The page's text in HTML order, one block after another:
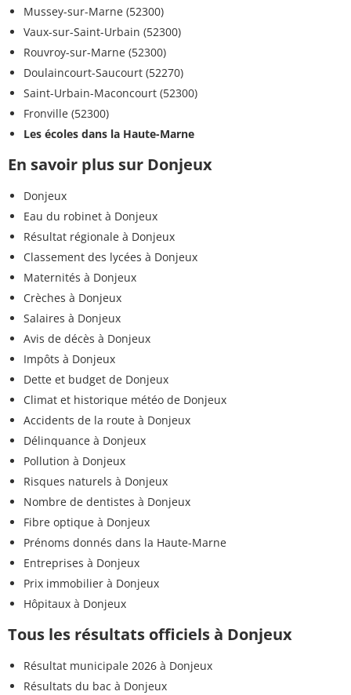
Mussey-sur-Marne (52300)
Vaux-sur-Saint-Urbain (52300)
Rouvroy-sur-Marne (52300)
Doulaincourt-Saucourt (52270)
Saint-Urbain-Maconcourt (52300)
Fronville (52300)
Les écoles dans la Haute-Marne
En savoir plus sur Donjeux
Donjeux
Eau du robinet à Donjeux
Résultat régionale à Donjeux
Classement des lycées à Donjeux
Maternités à Donjeux
Crèches à Donjeux
Salaires à Donjeux
Avis de décès à Donjeux
Impôts à Donjeux
Dette et budget de Donjeux
Climat et historique météo de Donjeux
Accidents de la route à Donjeux
Délinquance à Donjeux
Pollution à Donjeux
Risques naturels à Donjeux
Nombre de dentistes à Donjeux
Fibre optique à Donjeux
Prénoms donnés dans la Haute-Marne
Entreprises à Donjeux
Prix immobilier à Donjeux
Hôpitaux à Donjeux
Tous les résultats officiels à Donjeux
Résultat municipale 2026 à Donjeux
Résultats du bac à Donjeux